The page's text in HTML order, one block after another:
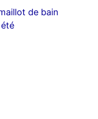
de bain